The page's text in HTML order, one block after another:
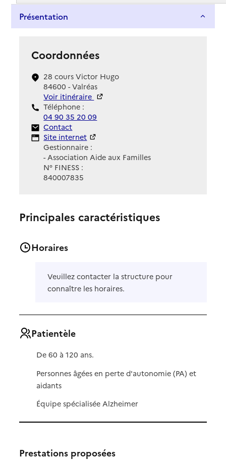
Présentation
Coordonnées
28 cours Victor Hugo
84600 - Valréas
Voir itinéraire
Téléphone :
04 90 35 20 09
Contact
Contact
Site Internet
Site internet
Gestionnaire :
- Association Aide aux Familles
N° FINESS :
840007835
Principales caractéristiques
Horaires
Veuillez contacter la structure pour
connaître les horaires.
Patientèle
De 60 à 120 ans.
Personnes âgées en perte d'autonomie (PA) et
aidants
Équipe spécialisée Alzheimer
Prestations proposées